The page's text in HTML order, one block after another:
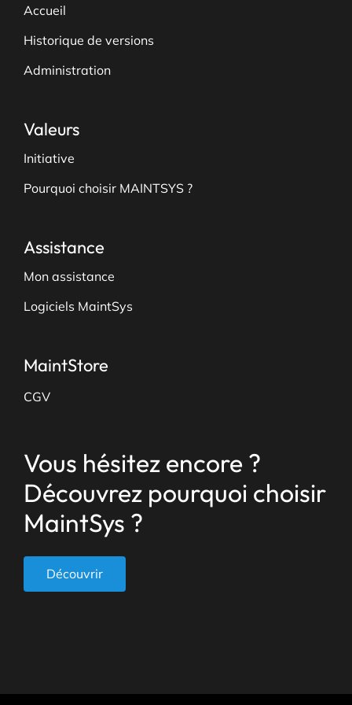
Accueil
Historique de versions
Administration
Valeurs
Initiative
Pourquoi choisir MAINTSYS ?
Assistance
Mon assistance
Logiciels MaintSys
MaintStore
CGV
Vous hésitez encore ?
Découvrez pourquoi choisir
MaintSys ?
Découvrir